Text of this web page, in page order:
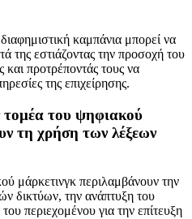
καμπάνια μπορεί να
της εστιάζοντας την προσοχή του
και προτρέποντάς τους να
της επιχείρησης.
τομέα του ψηφιακού
τη χρήση των λέξεων
μάρκετινγκ περιλαμβάνουν την
δικτύων, την ανάπτυξη του
περιεχομένου για την επίτευξη